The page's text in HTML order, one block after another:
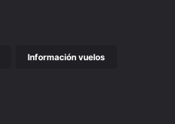
Información vuelos